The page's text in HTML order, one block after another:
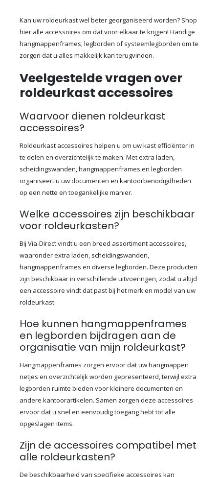
Kan uw roldeurkast wel beter georganiseerd worden? Shop
hier alle accessoires om dat voor elkaar te krijgen! Handige
hangmappenframes, legborden of systeemlegborden om te
zorgen dat u alles makkelijk kan terugvinden.
Veelgestelde vragen over
roldeurkast accessoires
Waarvoor dienen roldeurkast
accessoires?
Roldeurkast accessoires helpen u om uw kast efficiënter in
te delen en overzichtelijk te maken. Met extra laden,
scheidingswanden, hangmappenframes en legborden
organiseert u uw documenten en kantoorbenodigdheden
op een nette en toegankelijke manier.
Welke accessoires zijn beschikbaar
voor roldeurkasten?
Bij Via-Direct vindt u een breed assortiment accessoires,
waaronder extra laden, scheidingswanden,
hangmappenframes en diverse legborden. Deze producten
zijn beschikbaar in verschillende uitvoeringen, zodat u altijd
een accessoire vindt dat past bij het merk en model van uw
roldeurkast.
Hoe kunnen hangmappenframes
en legborden bijdragen aan de
organisatie van mijn roldeurkast?
Hangmappenframes zorgen ervoor dat uw hangmappen
netjes en overzichtelijk worden gepresenteerd, terwijl extra
legborden ruimte bieden voor kleinere documenten en
andere kantoorartikelen. Samen zorgen deze accessoires
ervoor dat u snel en eenvoudig toegang hebt tot alle
opgeslagen items.
Zijn de accessoires compatibel met
alle roldeurkasten?
De beschikbaarheid van specifieke accessoires kan